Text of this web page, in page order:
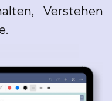
Verstehen